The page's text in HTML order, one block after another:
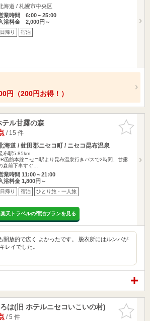
海道 / 札幌市中央区
業時間 6:00～25:00
浴料金 2,000円～
日帰り 宿泊
円（200円お得！）
お気に入
りに追加
ル甘露の森
/ 15 件
海道 / 虻田郡ニセコ町 / ニセコ昆布温泉
布駅5.85km
函館本線ニセコ駅より昆布温泉行きバスで2時間、甘露
森前下車すぐ…
業時間 11:00～21:00
浴料金 1,800円～
日帰り 宿泊 ひとり旅・一人旅
楽天トラベルの宿泊プランを見る
開放的で広く よかったです。 脱衣所にはルンバが
レイでした。
お気に入
りに追加
は(旧 ホテルニセコいこいの村)
/ 5 件